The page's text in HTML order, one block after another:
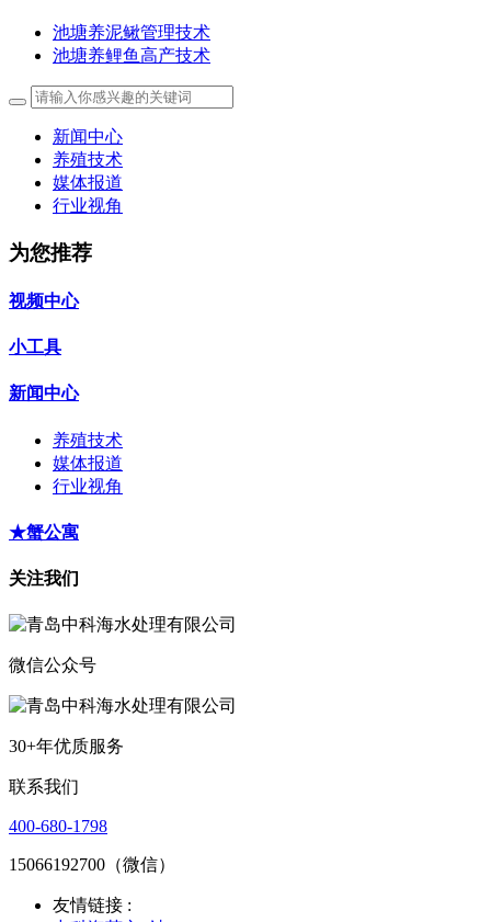
池塘养泥鳅管理技术
池塘养鲤鱼高产技术
新闻中心
养殖技术
媒体报道
行业视角
为您推荐
视频中心
小工具
新闻中心
养殖技术
媒体报道
行业视角
★蟹公寓
关注我们
微信公众号
30+年优质服务
联系我们
400-680-1798
15066192700（微信）
友情链接 :